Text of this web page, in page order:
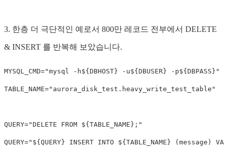
3. 한층 더 극단적인 예로서 800만 레코드 전부에서 DELETE
& INSERT 를 반복해 보았습니다.
MYSQL_CMD="mysql -h${ DBHOST } -u${ DBUSER } -p${ DBPASS } "
TABLE_NAME="aurora_disk_test.heavy_write_test_table"
QUERY="DELETE FROM ${ TABLE_NAME } ;"
QUERY=" ${ QUERY } INSERT INTO ${ TABLE_NAME } (message)